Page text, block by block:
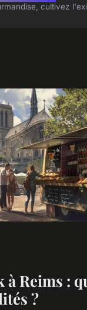
cultivez
à Reims :
?